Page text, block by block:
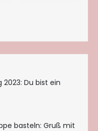
Du bist ein
basteln: Gruß mit